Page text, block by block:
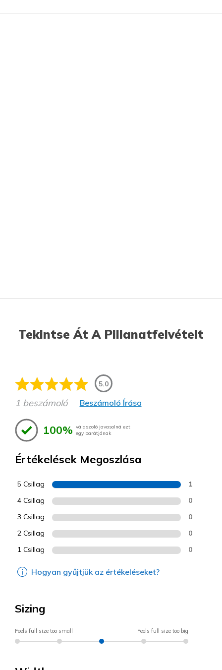
Tekintse Át A Pillanatfelvételt
5.0
1 beszámoló Beszámoló Írása
100% válaszoló javasolná ezt
egy barátjának
Értékelések Megoszlása
5 Csillag 1
4 Csillag 0
3 Csillag 0
2 Csillag 0
1 Csillag 0
Hogyan gyűjtjük az értékeléseket?
Sizing
Feels full size too small Feels full size too big